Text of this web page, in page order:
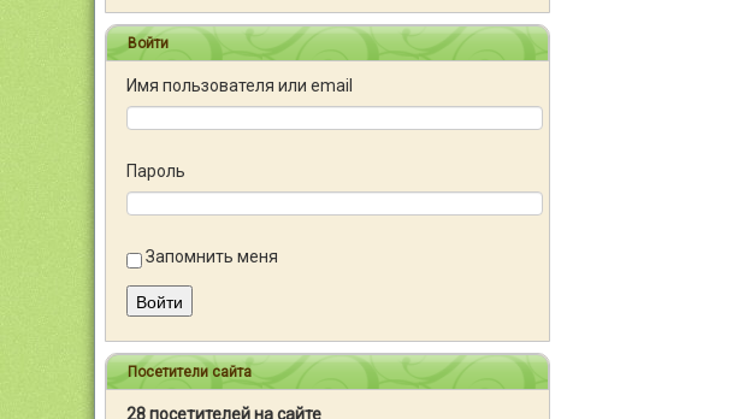
Войти
Имя пользователя или email
Пароль
Запомнить меня
Войти
Посетители сайта
28 посетителей на сайте